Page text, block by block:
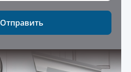
Отправить